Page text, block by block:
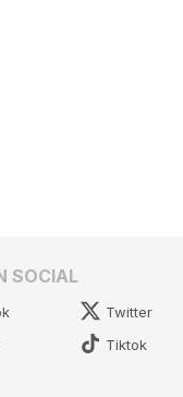
SOCIAL
Twitter
Tiktok